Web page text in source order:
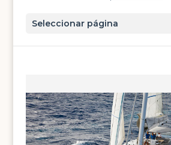
Seleccionar página